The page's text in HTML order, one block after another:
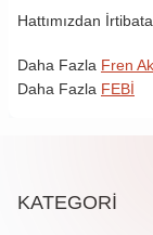
Hattımızdan
Daha Fazla Fren
Daha Fazla FEBİ
KATEGORİ